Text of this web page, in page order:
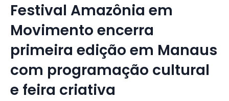
Festival Amazônia em
Movimento encerra
primeira edição em Manaus
com programação cultural
e feira criativa